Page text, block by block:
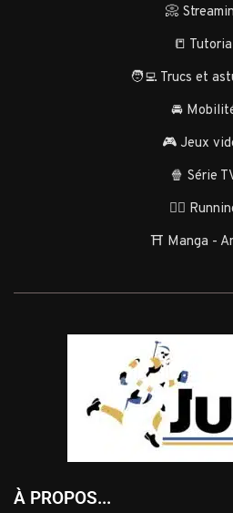
📀
📒
🧑‍💻 Trucs et
🚘
🎮 Jeux
🍿 Série
🏃‍♂️
⛩️ Manga -
À PROPOS...